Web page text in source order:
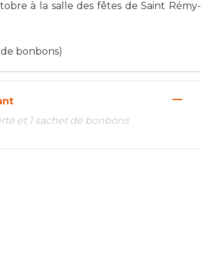
à la salle des fêtes de Saint Rémy-
bonbons)
—
et 1 sachet de bonbons